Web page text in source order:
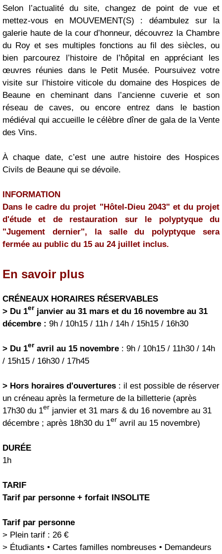
Selon l’actualité du site, changez de point de vue et
mettez-vous en MOUVEMENT(S) : déambulez sur la
galerie haute de la cour d’honneur, découvrez la Chambre
du Roy et ses multiples fonctions au fil des siècles, ou
bien parcourez l’histoire de l’hôpital en appréciant les
œuvres réunies dans le Petit Musée. Poursuivez votre
visite sur l’histoire viticole du domaine des Hospices de
Beaune en cheminant dans l’ancienne cuverie et son
réseau de caves, ou encore entrez dans le bastion
médiéval qui accueille le célèbre dîner de gala de la Vente
des Vins.
À chaque date, c’est une autre histoire des Hospices
Civils de Beaune qui se dévoile.
INFORMATION
Dans le cadre du projet "Hôtel-Dieu 2043" et du projet
d'étude et de restauration sur le polyptyque du
"Jugement dernier", la salle du polyptyque sera
fermée au public du 15 au 24 juillet inclus.
En savoir plus
CRÉNEAUX HORAIRES RÉSERVABLES
> Du 1er janvier au 31 mars et du 16 novembre au 31
décembre : 9h / 10h15 / 11h / 14h / 15h15 / 16h30
> Du 1er avril au 15 novembre : 9h / 10h15 / 11h30 / 14h
/ 15h15 / 16h30 / 17h45
> Hors horaires d'ouvertures : il est possible de réserver
un créneau après la fermeture de la billetterie (après
17h30 du 1er janvier et 31 mars & du 16 novembre au 31
décembre ; après 18h30 du 1er avril au 15 novembre)
DURÉE
1h
TARIF
Tarif par personne + forfait INSOLITE
Tarif par personne
> Plein tarif : 26 €
> Étudiants • Cartes familles nombreuses • Demandeurs